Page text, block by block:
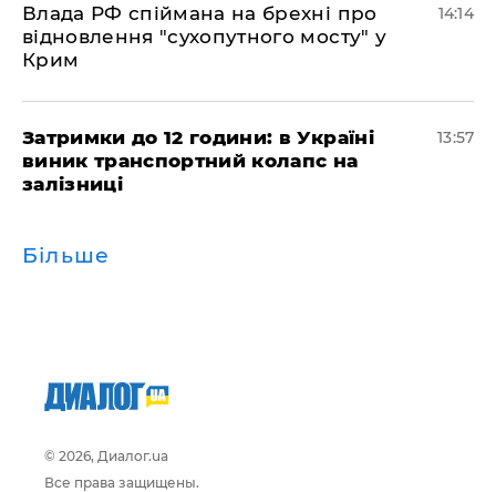
Влада РФ спіймана на брехні про
відновлення "сухопутного мосту" у
Крим
14:14
Затримки до 12 години: в Україні
виник транспортний колапс на
залізниці
13:57
Більше
© 2026, Диалог.ua
Все права защищены.